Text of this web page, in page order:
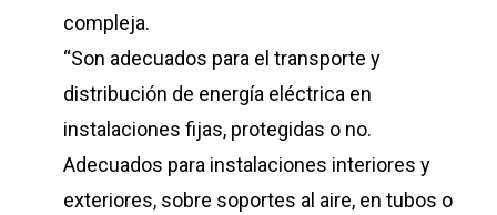
compleja.
“Son adecuados para el transporte y
distribución de energía eléctrica en
instalaciones fijas, protegidas o no.
Adecuados para instalaciones interiores y
exteriores, sobre soportes al aire, en tubos o